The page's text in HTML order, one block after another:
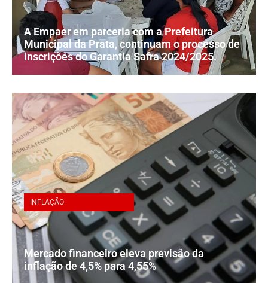
A Empaer em parceria com a Prefeitura
Municipal da Prata, continuam o processo de
inscrições do Garantia Safra 2024/2025.
INFLAÇÃO
Mercado financeiro eleva previsão da
inflação de 4,5% para 4,55%